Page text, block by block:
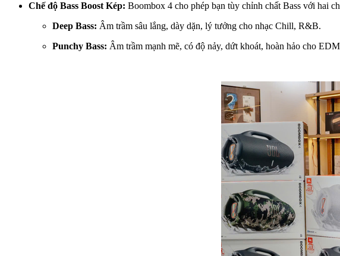
Chế độ Bass Boost Kép: Boombox 4 cho phép bạn tùy chỉnh chất Bass với hai
Deep Bass: Âm trầm sâu lắng, dày dặn, lý tưởng cho nhạc Chill, R&B.
Punchy Bass: Âm trầm mạnh mẽ, có độ nảy, dứt khoát, hoàn hảo cho